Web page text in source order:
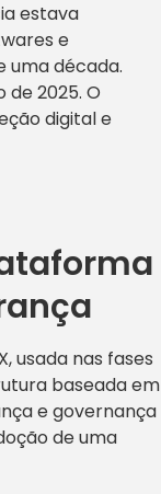
estava
e
uma década.
2025. O
digital e
usada nas fases
baseada em
e governança
de uma